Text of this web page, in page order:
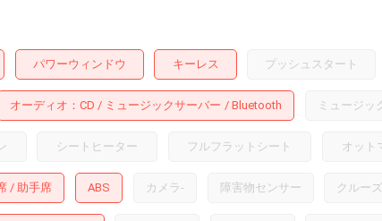
パワーウィンドウ キーレス プッシュスタート
オーディオ CD ミュージックサーバー Bluetooth ミュージッ
シートヒーター フルフラットシート オット
助手席 ABS カメラ- 障害物センサー クルー